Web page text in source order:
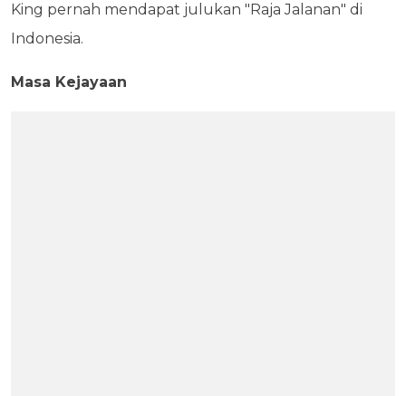
King pernah mendapat julukan "Raja Jalanan" di
Indonesia.
Masa Kejayaan